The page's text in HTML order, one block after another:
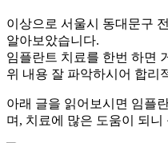
이상으로 서울시 동대문구
알아보았습니다.
임플란트 치료를 한번 하면
위 내용 잘 파악하시어 합리
아래 글을 읽어보시면 임플
며, 치료에 많은 도움이 되니